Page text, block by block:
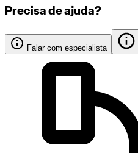
Precisa de ajuda?
Falar com especialista